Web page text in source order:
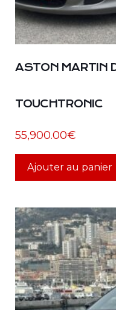
ASTON MARTIN
TOUCHTRONIC
55,900.00€
Ajouter au panier